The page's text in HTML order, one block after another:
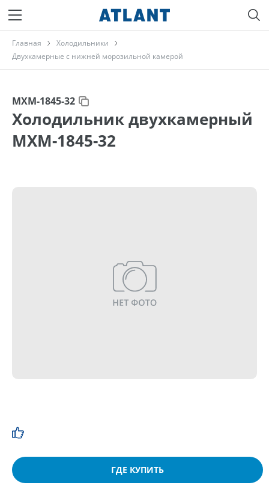
Главная
Холодильники
Двухкамерные с нижней морозильной камерой
МХМ-1845-32
Холодильник двухкамерный
МХМ-1845-32
ГДЕ КУПИТЬ